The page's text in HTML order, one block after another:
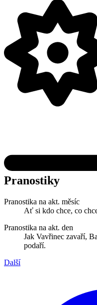
Pranostiky
Pranostika na akt. měsíc
Ať si kdo chce, co
Pranostika na akt. den
Jak Vavřinec zavaří,
podaří.
Další